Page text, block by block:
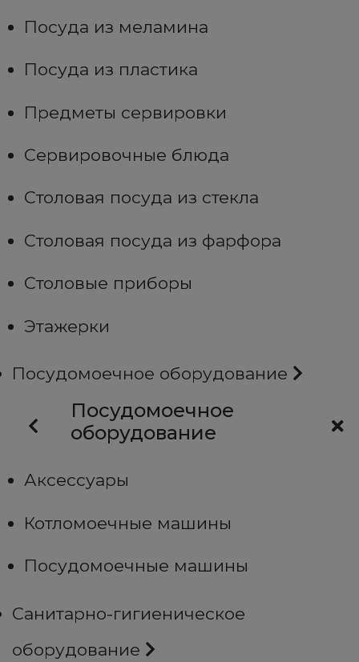
Посуда из меламина
Посуда из пластика
Предметы сервировки
Сервировочные блюда
Столовая посуда из стекла
Столовая посуда из фарфора
Столовые приборы
Этажерки
Посудомоечное оборудование
Посудомоечное
оборудование
Аксессуары
Котломоечные машины
Посудомоечные машины
Санитарно-гигиеническое
оборудование